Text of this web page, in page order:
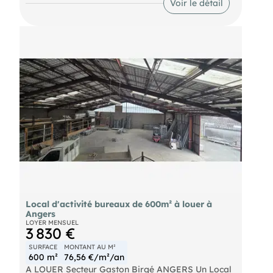
des paiements : mensuelle Dépôt de garantie : 2
TTC) Les informations sur les risques auxquels ce
bien est exposé sont disponibles sur le site
Voir le détail
Local d'activité bureaux de 600m² à louer à
Angers
LOYER MENSUEL
3 830 €
SURFACE
600 m²
MONTANT AU M²
76,56 €/m²/an
A LOUER Secteur Gaston Birgé ANGERS Un Local